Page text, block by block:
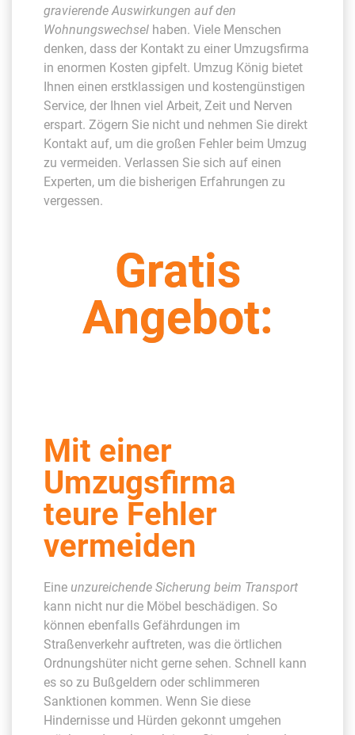
gravierende Auswirkungen auf den
Wohnungswechsel haben. Viele Menschen
denken, dass der Kontakt zu einer Umzugsfirma
in enormen Kosten gipfelt. Umzug König bietet
Ihnen einen erstklassigen und kostengünstigen
Service, der Ihnen viel Arbeit, Zeit und Nerven
erspart. Zögern Sie nicht und nehmen Sie direkt
Kontakt auf, um die großen Fehler beim Umzug
zu vermeiden. Verlassen Sie sich auf einen
Experten, um die bisherigen Erfahrungen zu
vergessen.
Gratis
Angebot:
Mit einer
Umzugsfirma
teure Fehler
vermeiden
Eine unzureichende Sicherung beim Transport
kann nicht nur die Möbel beschädigen. So
können ebenfalls Gefährdungen im
Straßenverkehr auftreten, was die örtlichen
Ordnungshüter nicht gerne sehen. Schnell kann
es so zu Bußgeldern oder schlimmeren
Sanktionen kommen. Wenn Sie diese
Hindernisse und Hürden gekonnt umgehen